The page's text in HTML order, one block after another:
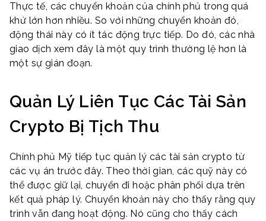
Thực tế, các chuyển khoản của chính phủ trong quá
khứ lớn hơn nhiều. So với những chuyển khoản đó,
động thái này có ít tác động trực tiếp. Do đó, các nhà
giao dịch xem đây là một quy trình thường lệ hơn là
một sự gián đoạn.
Quản Lý Liên Tục Các Tài Sản
Crypto Bị Tịch Thu
Chính phủ Mỹ tiếp tục quản lý các tài sản crypto từ
các vụ án trước đây. Theo thời gian, các quỹ này có
thể được giữ lại, chuyển đi hoặc phân phối dựa trên
kết quả pháp lý. Chuyển khoản này cho thấy rằng quy
trình vẫn đang hoạt động. Nó cũng cho thấy cách